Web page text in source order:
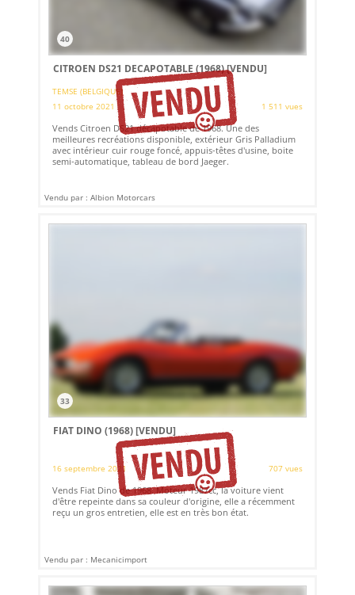
40
CITROEN DS21 DECAPOTABLE (1968)[VENDU]
TEMSE (BELGIQUE)
11 octobre 2021
1 511 vues
Vends Citroen DS21 décapotable de 1968. Une des
meilleures recréations disponible, extérieur Gris Palladium
avec intérieur cuir rouge foncé, appuis-têtes d'usine, boite
semi-automatique, tableau de bord Jaeger.
Vendu par : Albion Motorcars
33
FIAT DINO (1968)[VENDU]
16 septembre 2021 707 vues
Vends Fiat Dino de 1968. Moteur 1987cc, la voiture vient
d'être repeinte dans sa couleur d'origine, elle a récemment
reçu un gros entretien, elle est en très bon état.
Vendu par : Mecanicimport